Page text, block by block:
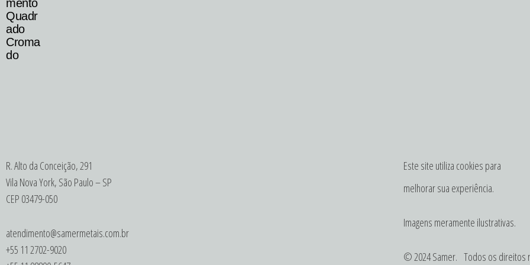
mento
Quadr
ado
Croma
do
R. Alto da Conceição, 291
Vila Nova York, São Paulo – SP
CEP 03479-050
atendimento@samermetais.com.br
+55 11 2702-9020
Este site utiliza cookies para
melhorar sua experiência.
Imagens meramente ilustrativas.
© 2024 Samer. Todos os direitos